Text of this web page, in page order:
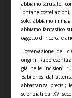
abbiamo scrutato,
lontane
sole; abbiamo
abbiamo fantastico
oggetto di ricerca e
L’osservazione del
origini.
già nelle incisioni
Babilonesi
abbastanza precisi;
scienziati dal XVI